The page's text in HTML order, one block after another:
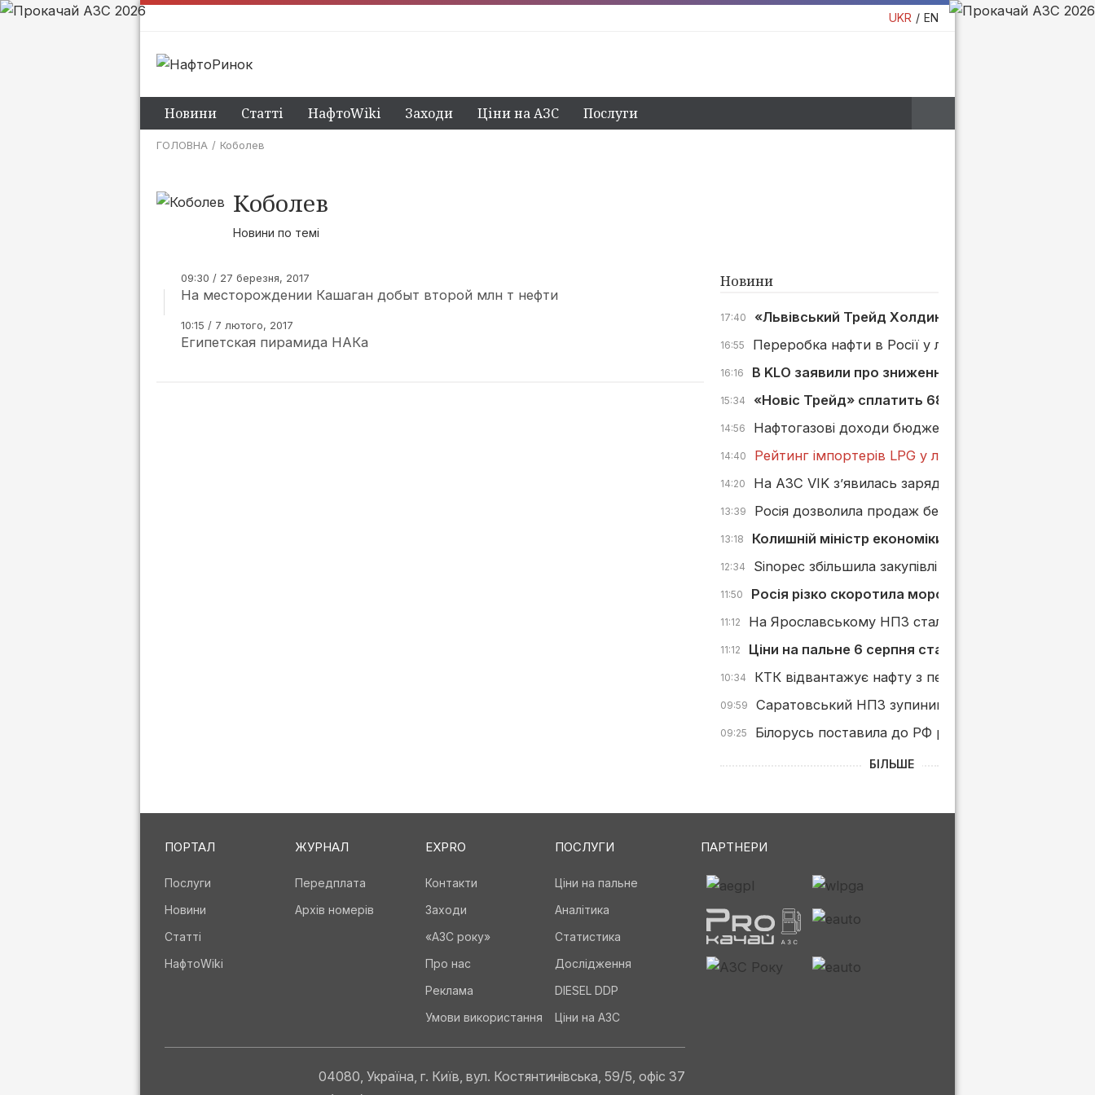
UKR EN
Новини Статті НафтоWiki Заходи Ціни на АЗС Послуги
ГОЛОВНА Коболев
Коболев
Новини по темі
09:30 / 27 березня, 2017
На месторождении Кашаган добыт второй млн т нефти
10:15 / 7 лютого, 2017
Египетская пирамида НАКа
Новини
17:40 «Львівський Трейд Холдинг» в суді стягнув 500
16:55 Переробка нафти в Росії у липні зросла на 4%,
16:16 В KLO заявили про зниження маржі АЗС через
15:34 «Новіс Трейд» сплатить 680 тис. грн штрафу за
14:56 Нафтогазові доходи бюджету РФ зросли у липні,
14:40 Рейтинг імпортерів LPG у липні 2026 року: БРСМ-
14:20 На АЗС VIK з’явилась зарядна станція від GO
13:39 Росія дозволила продаж бензину стандарту
13:18 Колишній міністр економіки може увійти до
12:34 Sinopec збільшила закупівлі російської нафти ESPO
11:50 Росія різко скоротила морський експорт
11:12 На Ярославському НПЗ сталася пожежа після
11:12 Ціни на пальне 6 серпня стабілізувалися, а БРСМ
10:34 КТК відвантажує нафту з перебоями через
09:59 Саратовський НПЗ зупинив переробку нафти
09:25 Білорусь поставила до РФ рекордні обсяги
БІЛЬШЕ
ПОРТАЛ
Послуги
Новини
Статті
НафтоWiki
ЖУРНАЛ
Передплата
Архів номерів
EXPRO
Контакти
Заходи
«АЗС року»
Про нас
Реклама
Умови використання
ПОСЛУГИ
Ціни на пальне
Аналітика
Статистика
Дослідження
DIESEL DDP
Ціни на АЗС
04080, Україна, г. Київ, вул. Костянтинівська, 59/5, офіс 37
ПАРТНЕРИ